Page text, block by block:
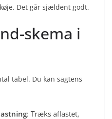
Det går sjældent godt.
skema i
tabel. Du kan sagtens
: Træks aflastet,